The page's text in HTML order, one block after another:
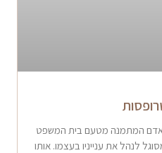
אדם המתמנה מטעם בית המשפט
לנהל את ענייניו בעצמו. אותו